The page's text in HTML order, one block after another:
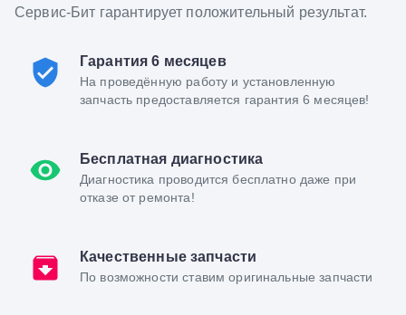
Сервис-Бит гарантирует положительный результат.
Гарантия 6 месяцев
На проведённую работу и установленную
запчасть предоставляется гарантия 6 месяцев!
Бесплатная диагностика
Диагностика проводится бесплатно даже при
отказе от ремонта!
Качественные запчасти
По возможности ставим оригинальные запчасти